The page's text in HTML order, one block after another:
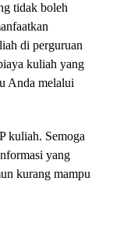
tidak boleh
di perguruan
kuliah yang
Anda melalui
kuliah. Semoga
yang
kurang mampu